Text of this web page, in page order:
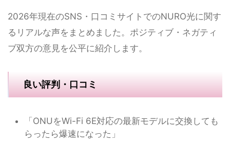
2026年現在のSNS・口コミサイトでのNURO光に関す
るリアルな声をまとめました。ポジティブ・ネガティ
ブ双方の意見を公平に紹介します。
良い評判・口コミ
「ONUをWi-Fi 6E対応の最新モデルに交換しても
らったら爆速になった」